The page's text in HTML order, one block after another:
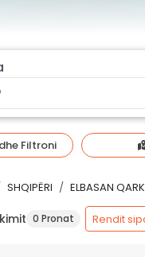
Filtroni
SHQIPËRI ELBASAN QARK
0 Pronat